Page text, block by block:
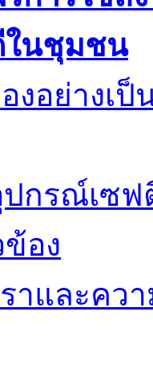
นชุมชน
งอย่างเ
ปกรณ์เซ
อง
าและคว